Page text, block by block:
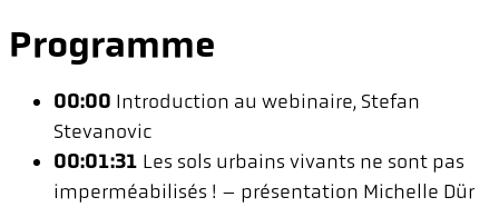
Programme
00:00 Introduction au webinaire, Stefan
Stevanovic
00:01:31 Les sols urbains vivants ne sont pas
imperméabilisés ! – présentation Michelle Dür